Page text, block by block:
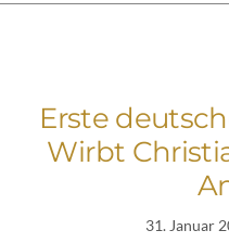
Erste
Wirbt
31. Januar